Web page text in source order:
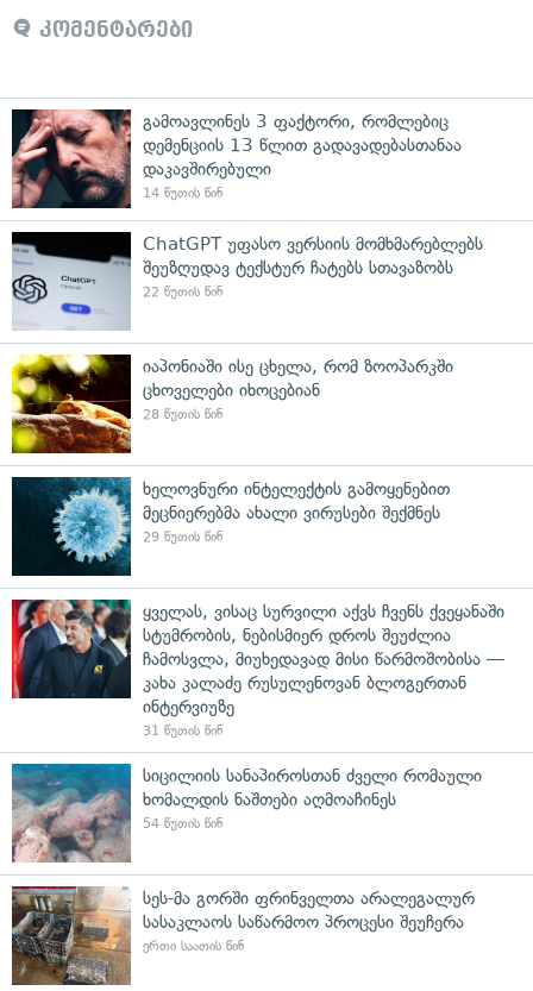
კომენტარები
გამოავლინეს 3 ფაქტორი, რომლებიც
დემენციის 13 წლით გადავადებასთანაა
დაკავშირებული
14 წუთის წინ
ChatGPT უფასო ვერსიის მომხმარებლებს
შეუზღუდავ ტექსტურ ჩატებს სთავაზობს
22 წუთის წინ
იაპონიაში ისე ცხელა, რომ ზოოპარკში
ცხოველები იხოცებიან
28 წუთის წინ
ხელოვნური ინტელექტის გამოყენებით
მეცნიერებმა ახალი ვირუსები შექმნეს
29 წუთის წინ
ყველას, ვისაც სურვილი აქვს ჩვენს ქვეყანაში
სტუმრობის, ნებისმიერ დროს შეუძლია
ჩამოსვლა, მიუხედავად მისი წარმოშობისა —
კახა კალაძე რუსულენოვან ბლოგერთან
ინტერვიუზე
31 წუთის წინ
სიცილიის სანაპიროსთან ძველი რომაული
ხომალდის ნაშთები აღმოაჩინეს
54 წუთის წინ
სეს-მა გორში ფრინველთა არალეგალურ
სასაკლაოს საწარმოო პროცესი შეუჩერა
ერთი საათის წინ